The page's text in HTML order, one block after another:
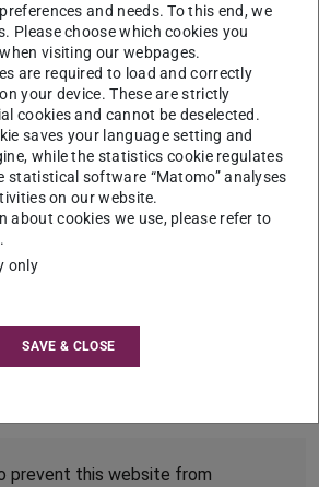
Die IP-Adresse wird sofort nach
vor der Speicherung anonymisiert,
der IP-Adresse werden nicht
verwendet zur Analyse der
sog. “Cookies”, Textdateien, die
gespeichert werden. Durch
in der Browser-Software
von Cookies unterbinden.
“Do-Not-Track”-Technik unterstützt
haben, wird ihr Besuch
in der Fußzeile (Footer) der Link
zu sehen ist, werden von Matomo
and needs. To this end, we
Please choose which cookies you
visiting our webpages.
are required to load and correctly
your device. These are strictly
cookies and cannot be deselected.
saves your language setting and
while the statistics cookie regulates
statistical software “Matomo” analyses
on our website.
about cookies we use, please refer to
.
only
SAVE & CLOSE